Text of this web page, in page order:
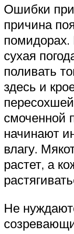
Ошибки
причина
помидорах.
сухая
поливать
здесь и
смоченной
начинают
влагу.
растет, а
Не